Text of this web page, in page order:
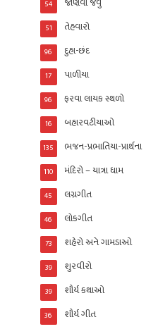
54
તેહવારો
51
દુહા-છંદ
96
પાળીયા
17
ફરવા લાયક સ્થળો
96
બહારવટીયાઓ
16
ભજન-પ્રભાતિયા-પ્રાર્થના
135
મંદિરો – યાત્રા ધામ
110
લગ્નગીત
45
લોકગીત
46
શહેરો અને ગામડાઓ
73
શુરવીરો
39
શૌર્ય કથાઓ
39
શૌર્ય ગીત
36